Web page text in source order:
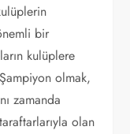
bir
kulüplere
olmak,
zamanda
olan